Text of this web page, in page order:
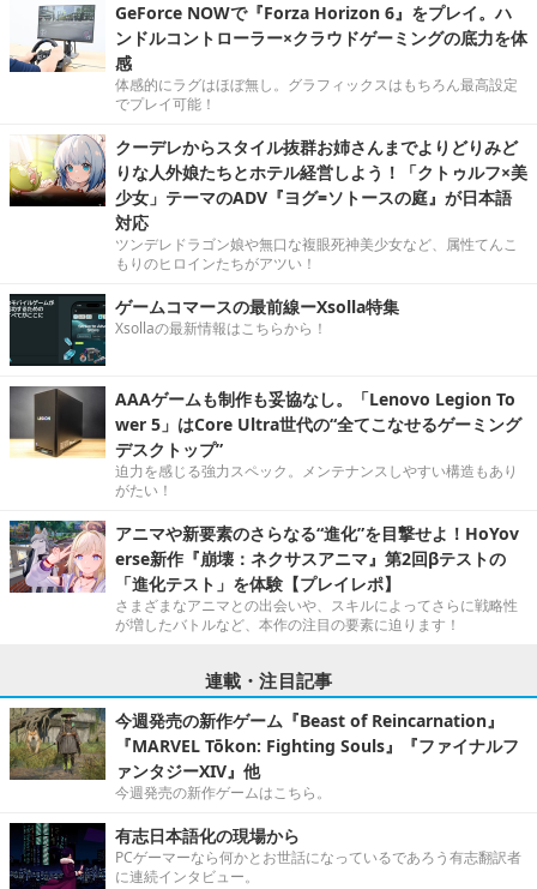
GeForce NOWで『Forza Horizon 6』をプレイ。ハ
ンドルコントローラー×クラウドゲーミングの底力を体
感
体感的にラグはほぼ無し。グラフィックスはもちろん最高設定
でプレイ可能！
クーデレからスタイル抜群お姉さんまでよりどりみど
りな人外娘たちとホテル経営しよう！「クトゥルフ×美
少女」テーマのADV『ヨグ=ソトースの庭』が日本語
対応
ツンデレドラゴン娘や無口な複眼死神美少女など、属性てんこ
もりのヒロインたちがアツい！
ゲームコマースの最前線ーXsolla特集
Xsollaの最新情報はこちらから！
AAAゲームも制作も妥協なし。「Lenovo Legion To
wer 5」はCore Ultra世代の“全てこなせるゲーミング
デスクトップ”
迫力を感じる強力スペック。メンテナンスしやすい構造もあり
がたい！
アニマや新要素のさらなる“進化”を目撃せよ！HoYov
erse新作『崩壊：ネクサスアニマ』第2回βテストの
「進化テスト」を体験【プレイレポ】
さまざまなアニマとの出会いや、スキルによってさらに戦略性
が増したバトルなど、本作の注目の要素に迫ります！
連載・注目記事
今週発売の新作ゲーム『Beast of Reincarnation』
『MARVEL Tōkon: Fighting Souls』『ファイナルフ
ァンタジーXIV』他
今週発売の新作ゲームはこちら。
有志日本語化の現場から
PCゲーマーなら何かとお世話になっているであろう有志翻訳者
に連続インタビュー。